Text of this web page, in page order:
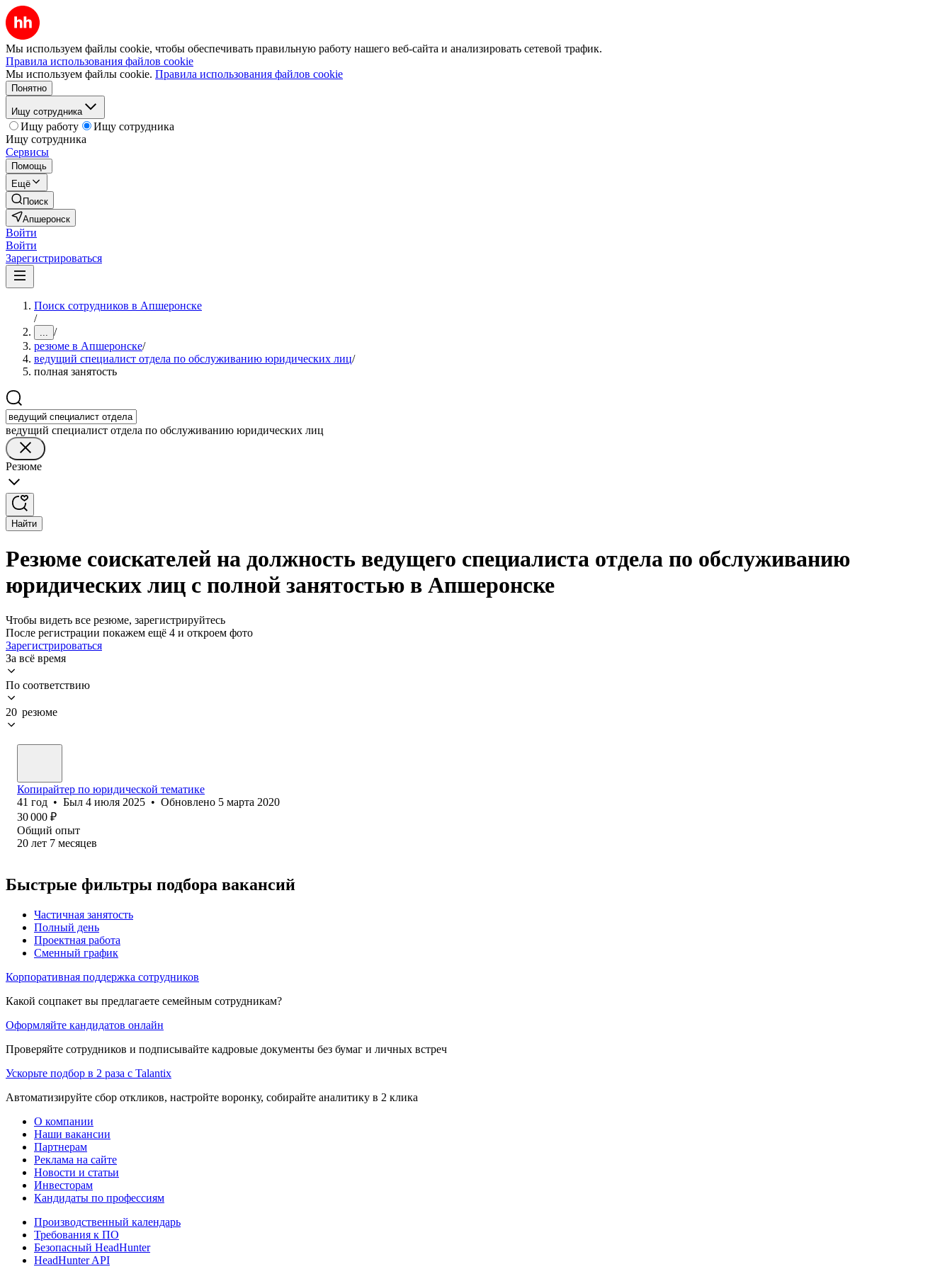
Мы используем файлы cookie, чтобы обеспечивать правильную работу нашего веб-сайта и анализировать сетевой трафик.
Правила использования файлов cookie
Мы используем файлы cookie. Правила использования файлов cookie
Понятно
Ищу сотрудника
Ищу работу
Ищу сотрудника
Ищу сотрудника
Сервисы
Помощь
Ещё
Поиск
Апшеронск
Войти
Войти
Зарегистрироваться
Поиск сотрудников в Апшеронске
/
... /
резюме в Апшеронске/
ведущий специалист отдела по обслуживанию юридических лиц/
полная занятость
ведущий специалист отдела по обслуживанию юридических лиц
Резюме
Найти
Резюме соискателей на должность ведущего специалиста отдела по обслуживанию
юридических лиц с полной занятостью в Апшеронске
Чтобы видеть все резюме, зарегистрируйтесь
После регистрации покажем ещё 4 и откроем фото
Зарегистрироваться
За всё время
По соответствию
20 резюме
Копирайтер по юридической тематике
41 год • Был 4 июля 2025 • Обновлено 5 марта 2020
30 000 ₽
Общий опыт
20 лет 7 месяцев
Быстрые фильтры подбора вакансий
Частичная занятость
Полный день
Проектная работа
Сменный график
Корпоративная поддержка сотрудников
Какой соцпакет вы предлагаете семейным сотрудникам?
Оформляйте кандидатов онлайн
Проверяйте сотрудников и подписывайте кадровые документы без бумаг и личных встреч
Ускорьте подбор в 2 раза с Talantix
Автоматизируйте сбор откликов, настройте воронку, собирайте аналитику в 2 клика
О компании
Наши вакансии
Партнерам
Реклама на сайте
Новости и статьи
Инвесторам
Кандидаты по профессиям
Производственный календарь
Требования к ПО
Безопасный HeadHunter
HeadHunter API